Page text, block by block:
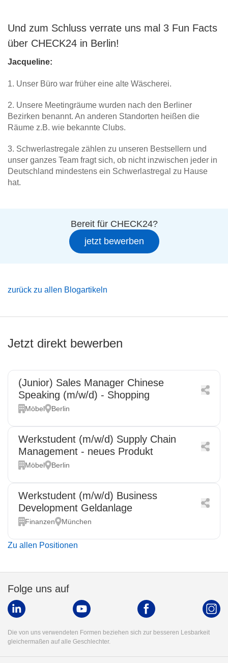
Und zum Schluss verrate uns mal 3 Fun Facts
über CHECK24 in Berlin!
Jacqueline:
1. Unser Büro war früher eine alte Wäscherei.
2. Unsere Meetingräume wurden nach den Berliner
Bezirken benannt. An anderen Standorten heißen die
Räume z.B. wie bekannte Clubs.
3. Schwerlastregale zählen zu unseren Bestsellern und
unser ganzes Team fragt sich, ob nicht inzwischen jeder in
Deutschland mindestens ein Schwerlastregal zu Hause
hat.
Bereit für CHECK24?
jetzt bewerben
zurück zu allen Blogartikeln
Jetzt direkt bewerben
(Junior) Sales Manager Chinese
Speaking (m/w/d) - Shopping
Möbel Berlin
Werkstudent (m/w/d) Supply Chain
Management - neues Produkt
Möbel Berlin
Werkstudent (m/w/d) Business
Development Geldanlage
Finanzen München
Zu allen Positionen
Folge uns auf
Die von uns verwendeten Formen beziehen sich zur besseren Lesbarkeit
gleichermaßen auf alle Geschlechter.